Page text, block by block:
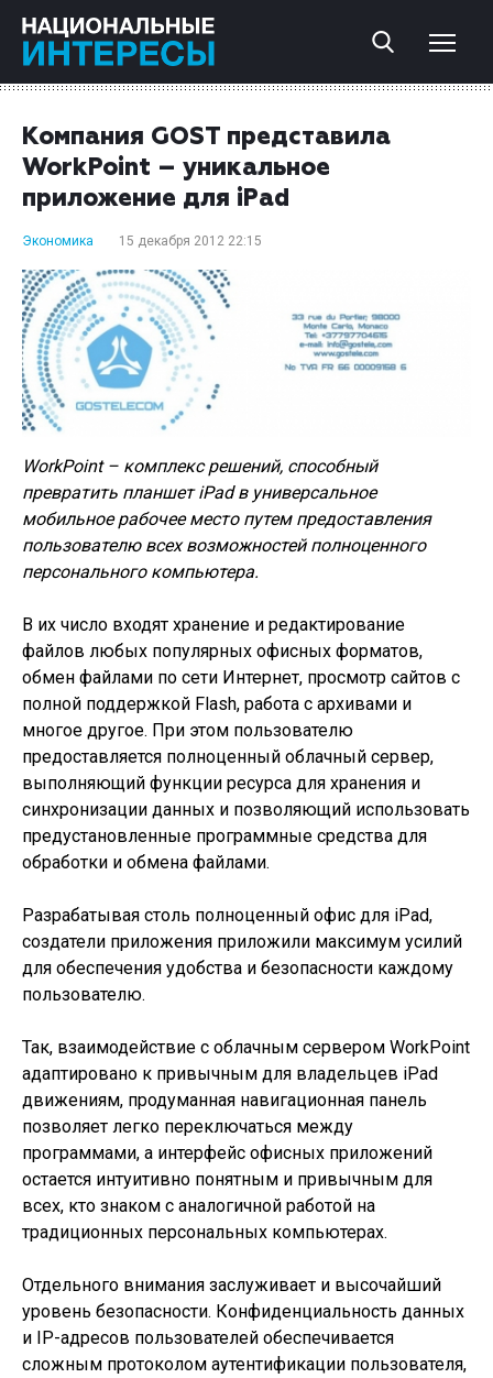
Компания GOST представила
WorkPoint – уникальное
приложение для iPad
Экономика 15 декабря 2012 22:15
WorkPoint – комплекс решений, способный
превратить планшет iPad в универсальное
мобильное рабочее место путем предоставления
пользователю всех возможностей полноценного
персонального компьютера.
В их число входят хранение и редактирование
файлов любых популярных офисных форматов,
обмен файлами по сети Интернет, просмотр сайтов с
полной поддержкой Flash, работа с архивами и
многое другое. При этом пользователю
предоставляется полноценный облачный сервер,
выполняющий функции ресурса для хранения и
синхронизации данных и позволяющий использовать
предустановленные программные средства для
обработки и обмена файлами.
Разрабатывая столь полноценный офис для iPad,
создатели приложения приложили максимум усилий
для обеспечения удобства и безопасности каждому
пользователю.
Так, взаимодействие с облачным сервером WorkPoint
адаптировано к привычным для владельцев iPad
движениям, продуманная навигационная панель
позволяет легко переключаться между
программами, а интерфейс офисных приложений
остается интуитивно понятным и привычным для
всех, кто знаком с аналогичной работой на
традиционных персональных компьютерах.
Отдельного внимания заслуживает и высочайший
уровень безопасности. Конфиденциальность данных
и IP-адресов пользователей обеспечивается
сложным протоколом аутентификации пользователя,